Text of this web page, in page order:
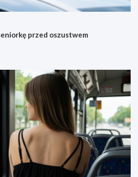
przed oszustwem